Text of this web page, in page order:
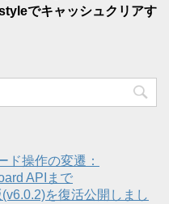
でキャッシュクリアす
ド操作の変遷：
APIまで
を復活公開しまし